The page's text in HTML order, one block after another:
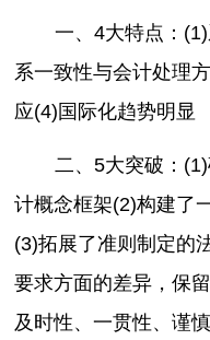
一、4大特点：
系一致性与会计处理
应(4)国际化趋势明显
二、5大突破：
计概念框架(2)构建了
(3)拓展了准则制定的
要求方面的差异，保
及时性、一贯性、谨